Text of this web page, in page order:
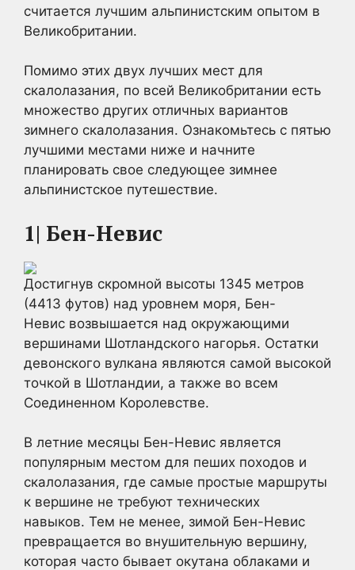
считается лучшим альпинистским опытом в
Великобритании.
Помимо этих двух лучших мест для
скалолазания, по всей Великобритании есть
множество других отличных вариантов
зимнего скалолазания. Ознакомьтесь с пятью
лучшими местами ниже и начните
планировать свое следующее зимнее
альпинистское путешествие.
1| Бен-Невис
Достигнув скромной высоты 1345 метров
(4413 футов) над уровнем моря, Бен-
Невис возвышается над окружающими
вершинами Шотландского нагорья. Остатки
девонского вулкана являются самой высокой
точкой в Шотландии, а также во всем
Соединенном Королевстве.
В летние месяцы Бен-Невис является
популярным местом для пеших походов и
скалолазания, где самые простые маршруты
к вершине не требуют технических
навыков. Тем не менее, зимой Бен-Невис
превращается во внушительную вершину,
которая часто бывает окутана облаками и